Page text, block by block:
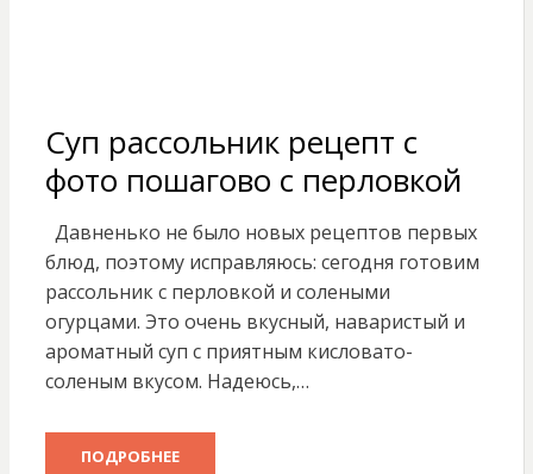
Суп рассольник рецепт с
фото пошагово с перловкой
Давненько не было новых рецептов первых
блюд, поэтому исправляюсь: сегодня готовим
рассольник с перловкой и солеными
огурцами. Это очень вкусный, наваристый и
ароматный суп с приятным кисловато-
соленым вкусом. Надеюсь,…
ПОДРОБНЕЕ